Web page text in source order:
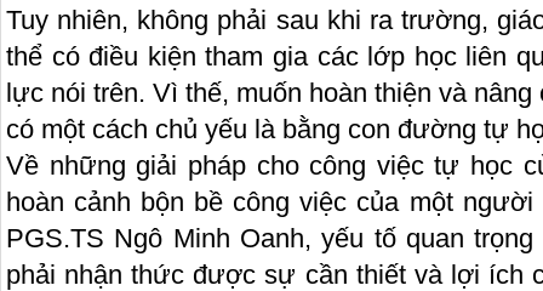
Tuy nhiên, không phải sau khi ra trường,
thể có điều kiện tham gia các lớp học liên
lực nói trên. Vì thế, muốn hoàn thiện và
có một cách chủ yếu là bằng con đường tự
Về những giải pháp cho công việc tự học
hoàn cảnh bộn bề công việc của một
PGS.TS Ngô Minh Oanh, yếu tố quan
phải nhận thức được sự cần thiết và lợi ích